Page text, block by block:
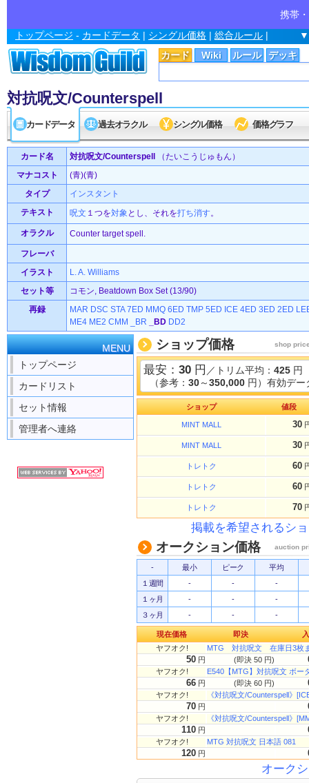
携帯
カード Wiki ルール デッキ
トップページ - カードデータ | シングル価格 | 総合ルール |
対抗呪文/Counterspell
カードデータ 過去オラクル シングル価格 価格グラフ
カード名 対抗呪文/Counterspell
（たいこうじゅもん）
マナコスト
(青)(青)
タイプ
インスタント
テキスト
呪文 １つを対象 とし、それを打ち消す。
オラクル Counter target spell.
フレーバ
イラスト
L. A. Williams
セット等
コモン, Beatdown Box Set (13/90)
再録
MAR DSC STA 7ED MMQ 6ED TMP 5ED ICE 4ED 3ED 2ED
ME4 ME2 CMM _BR _BD DD2
MENU
トップページ
カードリスト
セット情報
管理者へ連絡
ショップ価格 shop
最安： 30 円 ／トリム平均： 425 円
（参考： 30～350,000 円）有効デ
ショップ 値段
MINT MALL 30
MINT MALL 30
トレトク 60
トレトク 60
トレトク 70
掲載を希望されるシ
オークション価格 auction
- 最小 ピーク
平均
１週間
- -
-
１ヶ月
- -
-
３ヶ月
- - -
現在価格 即決
ヤフオク!
MTG 対抗呪文 在庫日3
50 円 (即決 50 円)
ヤフオク! E540【MTG】対抗呪文 ボー
66 円 (即決 60 円)
ヤフオク! 《対抗呪文/Counterspell》
70 円
ヤフオク! 《対抗呪文/Counterspell》
110 円
ヤフオク! MTG 対抗呪文 日本語 081
120 円
オーク